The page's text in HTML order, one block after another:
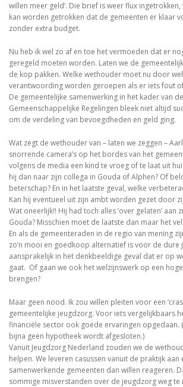
willen meer geld’. Die brief is weer flux
kan worden getrokken dat de gemeenten er klaar
zonder extra budget.
Nu heb ik wel zo af en toe het vermoeden dat er
geregeld moeten worden. Laten we de
de kop pakken. Welke wethouder moet nu door
verantwoording worden geroepen als er iets fout
De gemeentelijke samenwerking in het kader van
Gemeenschappelijke Regelingen bleek niet altijd
om de verdeling van bevoegdheden en geld ging.
Wat zegt de wethouder van – laten we zeggen –
snorrende camera’s op het bordes van het
volgens de media een kind te vroeg of te laat uit
hij dan naar zijn collega in Gouda of Alphen? Of
beterschap? En in het laatste geval, welke
Kan hij eventueel uit zijn ambt worden gezet door
Wat oneerlijk!! Hij had toch alles ‘over gelaten’ aan
Gouda? Misschien moet de laatste dan maar het
En als de gemeenteraden in de regio van mening
zo’n mooi en goedkoop alternatief is voor de dure
aansprakelijk in het denkbeeldige geval dat er op
gaat. Of gaan we ook het welzijnswerk op een
brengen?
Maar geen nood. Ik zou willen pleiten voor een
gemeentelijke jeugdzorg. Voor iets vergelijkbaars
financiële sector ook goede ervaringen opgedaan.
bijna geen hypotheek wordt afgesloten.)
Vanuit Jeugdzorg Nederland zouden we de
helpen. We leveren casussen vanuit de praktijk aan
samenwerkende gemeenten dan willen reageren.
sommige misverstanden over de jeugdzorg weg te